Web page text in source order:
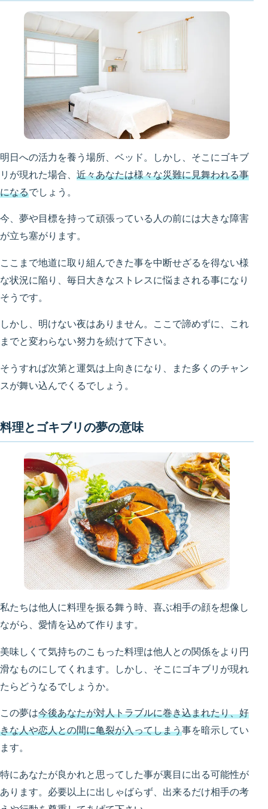
明日への活力を養う場所、ベッド。しかし、そこにゴキブ
リが現れた場合、 近々あなたは様々な災難に見舞われる事
になるでしょう。
今、夢や目標を持って頑張っている人の前には大きな障害
が立ち塞がります。
ここまで地道に取り組んできた事を中断せざるを得ない様
な状況に陥り、毎日大きなストレスに悩まされる事になり
そうです。
しかし、明けない夜はありません。ここで諦めずに、これ
までと変わらない努力を続けて下さい。
そうすれば次第と運気は上向きになり、また多くのチャン
スが舞い込んでくるでしょう。
料理とゴキブリの夢の意味
私たちは他人に料理を振る舞う時、喜ぶ相手の顔を想像し
ながら、愛情を込めて作ります。
美味しくて気持ちのこもった料理は他人との関係をより円
滑なものにしてくれます。しかし、そこにゴキブリが現れ
たらどうなるでしょうか。
この夢は今後あなたが対人トラブルに巻き込まれたり、好
きな人や恋人との間に亀裂が入ってしまう事を暗示してい
ます。
特にあなたが良かれと思ってした事が裏目に出る可能性が
あります。必要以上に出しゃばらず、出来るだけ相手の考